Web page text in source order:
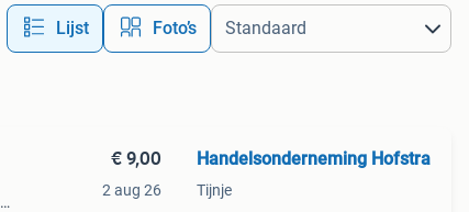
Lijst Foto’s
€ 9,00
2 aug 26
Handelsonderneming Hofstra
Tijnje